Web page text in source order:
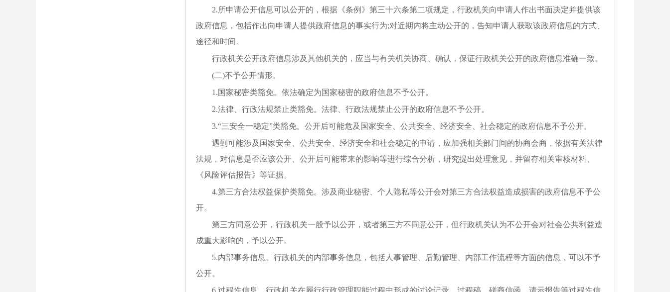
2.所申请公开信息可以公开的，根据《条例》第三十六条第二项规定，行政机关向申请人作出书面决定并提供该
政府信息，包括作出向申请人提供政府信息的事实行为;对近期内将主动公开的，告知申请人获取该政府信息的方式、
途径和时间。
行政机关公开政府信息涉及其他机关的，应当与有关机关协商、确认，保证行政机关公开的政府信息准确一致。
(二)不予公开情形。
1.国家秘密类豁免。依法确定为国家秘密的政府信息不予公开。
2.法律、行政法规禁止类豁免。法律、行政法规禁止公开的政府信息不予公开。
3.“三安全一稳定”类豁免。公开后可能危及国家安全、公共安全、经济安全、社会稳定的政府信息不予公开。
遇到可能涉及国家安全、公共安全、经济安全和社会稳定的申请，应加强相关部门间的协商会商，依据有关法律
法规，对信息是否应该公开、公开后可能带来的影响等进行综合分析，研究提出处理意见，并留存相关审核材料、
《风险评估报告》等证据。
4.第三方合法权益保护类豁免。涉及商业秘密、个人隐私等公开会对第三方合法权益造成损害的政府信息不予公
开。
第三方同意公开，行政机关一般予以公开，或者第三方不同意公开，但行政机关认为不公开会对社会公共利益造
成重大影响的，予以公开。
5.内部事务信息。行政机关的内部事务信息，包括人事管理、后勤管理、内部工作流程等方面的信息，可以不予
公开。
6.过程性信息。行政机关在履行行政管理职能过程中形成的讨论记录、过程稿、磋商信函、请示报告等过程性信